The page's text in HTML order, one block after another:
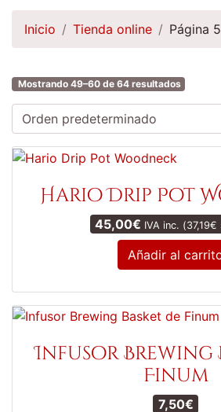
Inicio Tienda online Página 5
Mostrando 49–60 de 64 resultados
Hario Drip Pot
45,00€ IVA inc. (37,19€
Añadir al
Infusor Brewing
Finum
7,50€